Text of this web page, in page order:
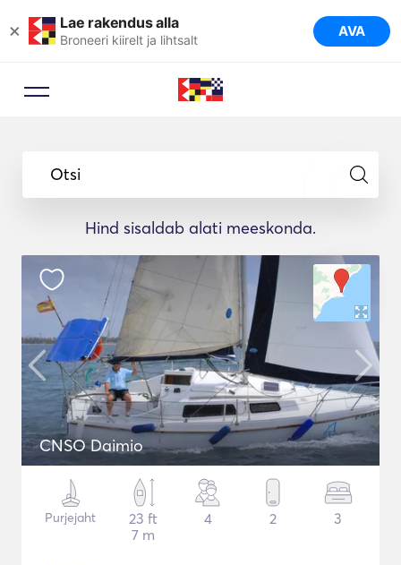
× Lae rakendus alla
Broneeri kiirelt ja lihtsalt AVA
Otsi
Hind sisaldab alati meeskonda.
CNSO Daimio
Purjejaht
23 ft
7 m
4 2 3